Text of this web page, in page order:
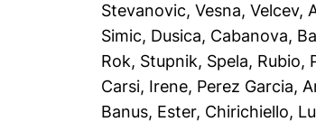
Stevanovic, Vesna,Velcev,
Simic, Dusica, Cabanova,
Rok, Stupnik, Spela, Rubio,
Carsi, Irene, Perez Garcia,
Banus, Ester, Chirichiello,